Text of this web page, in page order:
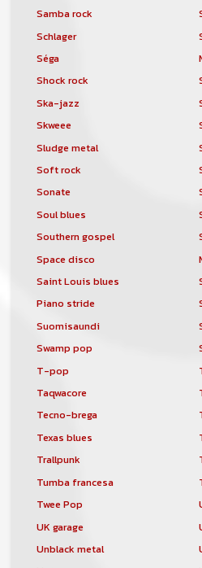
Samba rock
Schlager
Séga
Shock rock
Ska-jazz
Skweee
Sludge metal
Soft rock
Sonate
Soul blues
Southern gospel
Space disco
Saint Louis blues
Piano stride
Suomisaundi
Swamp pop
T-pop
Taqwacore
Tecno-brega
Texas blues
Trallpunk
Tumba francesa
Twee Pop
UK garage
Unblack metal